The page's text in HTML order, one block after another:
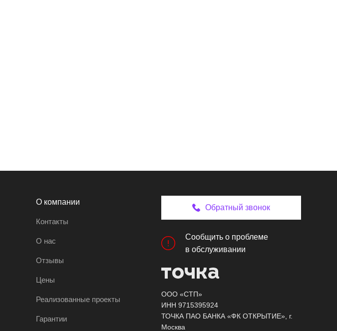
О компании
Контакты
О нас
Отзывы
Цены
Реализованные проекты
Гарантии
Обратный звонок
Сообщить о проблеме
в обслуживании
ООО «СТП»
ИНН 9715395924
ТОЧКА ПАО БАНКА «ФК ОТКРЫТИЕ», г.
Москва